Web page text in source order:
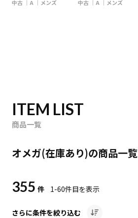
中古 A メンズ 中古 A メンズ
ITEM LIST
商品一覧
オメガ(在庫あり)の商品一覧
355 件 1-60件目を表示
さらに条件を絞り込む